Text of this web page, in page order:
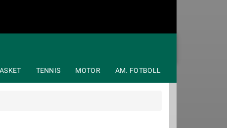
TENNIS MOTOR AM. FOTBOLL